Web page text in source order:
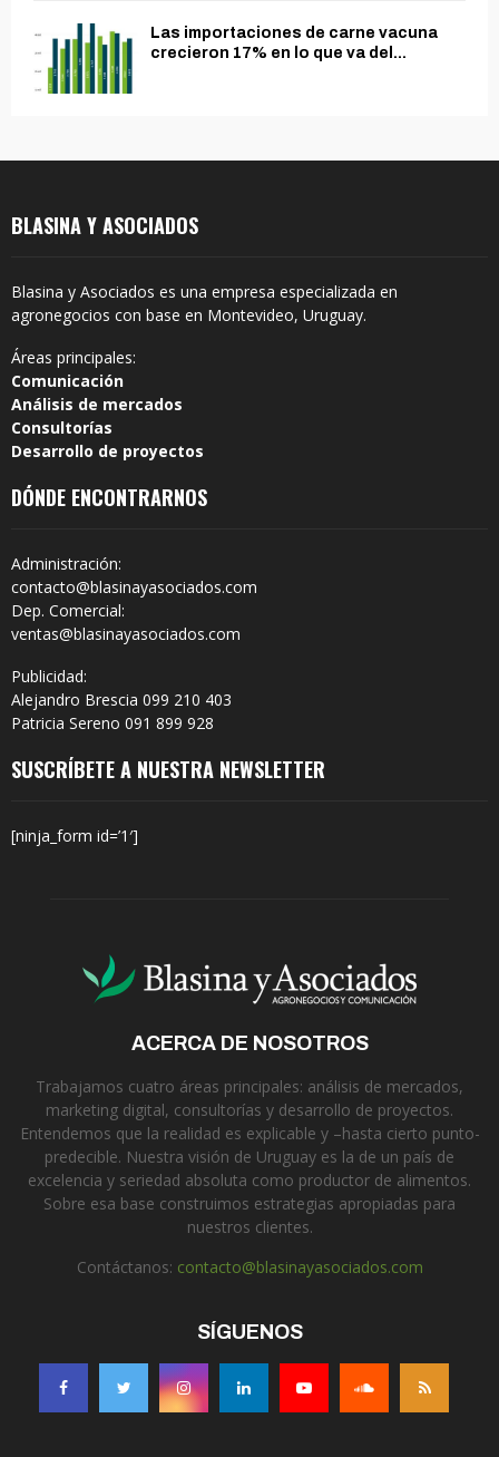
Las importaciones de carne vacuna
crecieron 17% en lo que va del...
BLASINA Y ASOCIADOS
Blasina y Asociados es una empresa especializada en
agronegocios con base en Montevideo, Uruguay.
Áreas principales:
Comunicación
Análisis de mercados
Consultorías
Desarrollo de proyectos
DÓNDE ENCONTRARNOS
Administración:
contacto@blasinayasociados.com
Dep. Comercial:
ventas@blasinayasociados.com
Publicidad:
Alejandro Brescia 099 210 403
Patricia Sereno 091 899 928
SUSCRÍBETE A NUESTRA NEWSLETTER
[ninja_form id=’1′]
ACERCA DE NOSOTROS
Trabajamos cuatro áreas principales: análisis de mercados,
marketing digital, consultorías y desarrollo de proyectos.
Entendemos que la realidad es explicable y –hasta cierto punto-
predecible. Nuestra visión de Uruguay es la de un país de
excelencia y seriedad absoluta como productor de alimentos.
Sobre esa base construimos estrategias apropiadas para
nuestros clientes.
Contáctanos: contacto@blasinayasociados.com
SÍGUENOS